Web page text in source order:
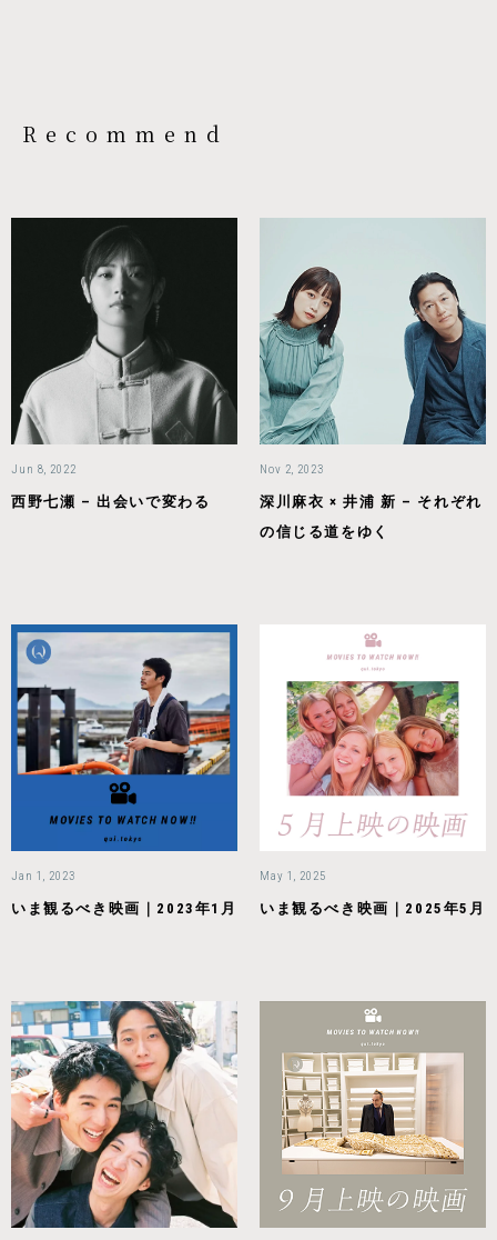
Recommend
Jun 8, 2022
西野七瀬 – 出会いで変わる
Nov 2, 2023
深川麻衣 × 井浦 新 – それぞれ
の信じる道をゆく
Jan 1, 2023
いま観るべき映画｜2023年1月
May 1, 2025
いま観るべき映画｜2025年5月